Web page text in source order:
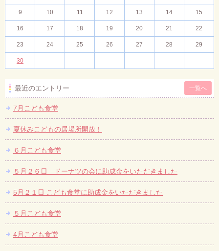
9 10 11 12 13 14 15
16 17 18 19 20 21 22
23 24 25 26 27 28 29
30
最近のエントリー 一覧へ
7月こども食堂
夏休みこどもの居場所開放！
６月こども食堂
５月２６日 ドーナツの会に助成金をいただきました
5月２１日 こども食堂に助成金をいただきました
５月こども食堂
4月こども食堂